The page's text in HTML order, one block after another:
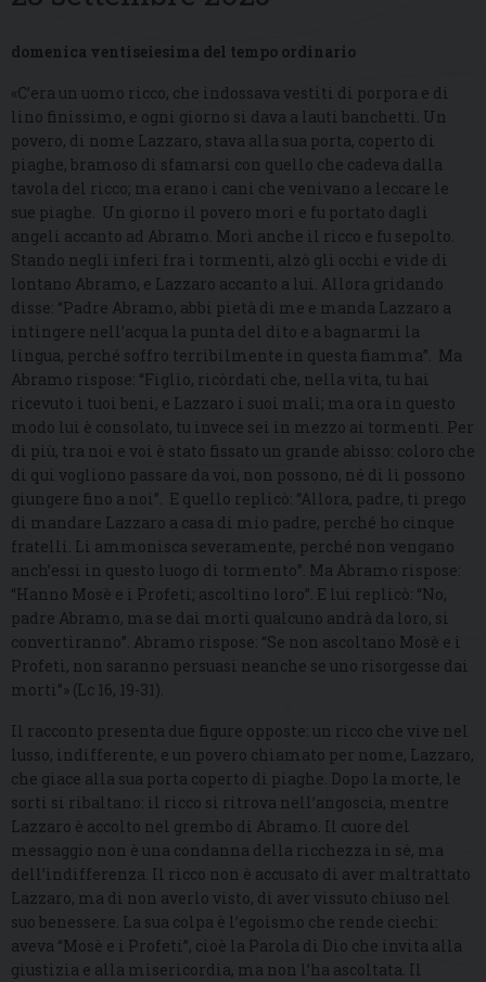
domenica ventiseiesima del tempo ordinario
«C’era un uomo ricco, che indossava vestiti di porpora e di
lino finissimo, e ogni giorno si dava a lauti banchetti. Un
povero, di nome Lazzaro, stava alla sua porta, coperto di
piaghe, bramoso di sfamarsi con quello che cadeva dalla
tavola del ricco; ma erano i cani che venivano a leccare le
sue piaghe. Un giorno il povero morì e fu portato dagli
angeli accanto ad Abramo. Morì anche il ricco e fu sepolto.
Stando negli inferi fra i tormenti, alzò gli occhi e vide di
lontano Abramo, e Lazzaro accanto a lui. Allora gridando
disse: “Padre Abramo, abbi pietà di me e manda Lazzaro a
intingere nell’acqua la punta del dito e a bagnarmi la
lingua, perché soffro terribilmente in questa fiamma”. Ma
Abramo rispose: “Figlio, ricòrdati che, nella vita, tu hai
ricevuto i tuoi beni, e Lazzaro i suoi mali; ma ora in questo
modo lui è consolato, tu invece sei in mezzo ai tormenti. Per
di più, tra noi e voi è stato fissato un grande abisso: coloro che
di qui vogliono passare da voi, non possono, né di lì possono
giungere fino a noi”. E quello replicò: “Allora, padre, ti prego
di mandare Lazzaro a casa di mio padre, perché ho cinque
fratelli. Li ammonisca severamente, perché non vengano
anch’essi in questo luogo di tormento”. Ma Abramo rispose:
“Hanno Mosè e i Profeti; ascoltino loro”. E lui replicò: “No,
padre Abramo, ma se dai morti qualcuno andrà da loro, si
convertiranno”. Abramo rispose: “Se non ascoltano Mosè e i
Profeti, non saranno persuasi neanche se uno risorgesse dai
morti”» (Lc 16, 19-31).
Il racconto presenta due figure opposte: un ricco che vive nel
lusso, indifferente, e un povero chiamato per nome, Lazzaro,
che giace alla sua porta coperto di piaghe. Dopo la morte, le
sorti si ribaltano: il ricco si ritrova nell’angoscia, mentre
Lazzaro è accolto nel grembo di Abramo. Il cuore del
messaggio non è una condanna della ricchezza in sé, ma
dell’indifferenza. Il ricco non è accusato di aver maltrattato
Lazzaro, ma di non averlo visto, di aver vissuto chiuso nel
suo benessere. La sua colpa è l’egoismo che rende ciechi:
aveva “Mosè e i Profeti”, cioè la Parola di Dio che invita alla
giustizia e alla misericordia, ma non l’ha ascoltata. Il